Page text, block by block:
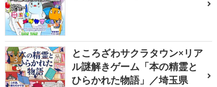
3
ところざわサクラタウン×リア
ル謎解きゲーム「本の精霊と
ひらかれた物語」／埼玉県